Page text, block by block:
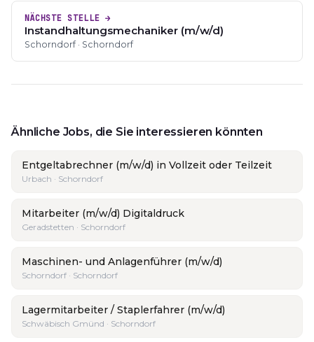
NÄCHSTE STELLE →
Instandhaltungsmechaniker (m/w/d)
Schorndorf · Schorndorf
Ähnliche Jobs, die Sie interessieren könnten
Entgeltabrechner (m/w/d) in Vollzeit oder Teilzeit
Urbach · Schorndorf
Mitarbeiter (m/w/d) Digitaldruck
Geradstetten · Schorndorf
Maschinen- und Anlagenführer (m/w/d)
Schorndorf · Schorndorf
Lagermitarbeiter / Staplerfahrer (m/w/d)
Schwäbisch Gmünd · Schorndorf